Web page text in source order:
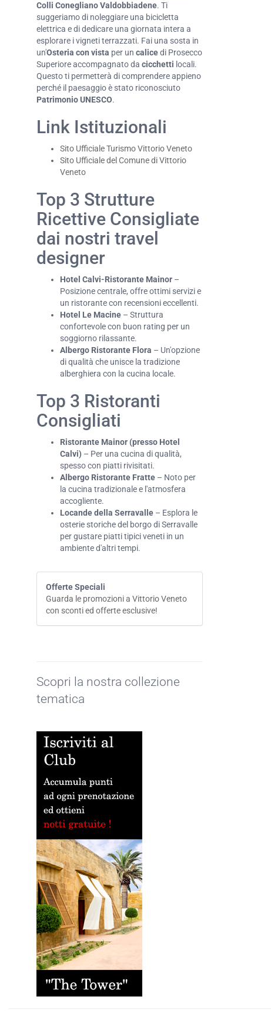
Colli Conegliano Valdobbiadene. Ti
suggeriamo di noleggiare una bicicletta
elettrica e di dedicare una giornata intera a
esplorare i vigneti terrazzati. Fai una sosta in
un'Osteria con vista per un calicedi Prosecco
Superiore accompagnato da cicchetti locali.
Questo ti permetterà di comprendere appieno
perché il paesaggio è stato riconosciuto
Patrimonio UNESCO.
Link Istituzionali
Sito Ufficiale Turismo Vittorio Veneto
Sito Ufficiale del Comune di Vittorio
Veneto
Top 3 Strutture
Ricettive Consigliate
dai nostri travel
designer
Hotel Calvi-Ristorante Mainor –
Posizione centrale, offre ottimi servizi e
un ristorante con recensioni eccellenti.
Hotel Le Macine – Struttura
confortevole con buon rating per un
soggiorno rilassante.
Albergo Ristorante Flora – Un'opzione
di qualità che unisce la tradizione
alberghiera con la cucina locale.
Top 3 Ristoranti
Consigliati
Ristorante Mainor (presso Hotel
Calvi) – Per una cucina di qualità,
spesso con piatti rivisitati.
Albergo Ristorante Fratte – Noto per
la cucina tradizionale e l'atmosfera
accogliente.
Locande della Serravalle – Esplora le
osterie storiche del borgo di Serravalle
per gustare piatti tipici veneti in un
ambiente d'altri tempi.
Offerte Speciali
Guarda le promozioni a Vittorio Veneto
con sconti ed offerte esclusive!
Scopri la nostra collezione
tematica